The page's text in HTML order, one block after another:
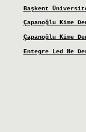
Başkent
Çapanoğlu Kime
Çapanoğlu Kime
Entegre Led Ne